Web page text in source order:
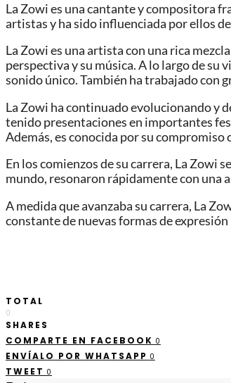
La Zowi es una cantante y compositora
artistas y ha sido influenciada por ellos
La Zowi es una artista con una rica
perspectiva y su música. A lo largo de su
sonido único. También ha trabajado con
La Zowi ha continuado evolucionando y
tenido presentaciones en importantes
Además, es conocida por su compromiso
En los comienzos de su carrera, La Zowi
mundo, resonaron rápidamente con una
A medida que avanzaba su carrera, La
constante de nuevas formas de
TOTAL
0
SHARES
COMPARTE EN FACEBOOK 0
ENVÍALO POR WHATSAPP 0
TWEET 0